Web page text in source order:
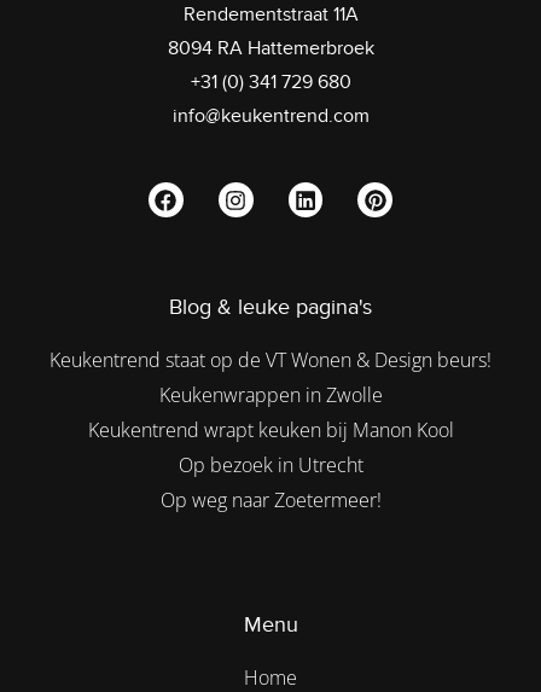
Rendementstraat 11A
8094 RA Hattemerbroek
+31 (0) 341 729 680
info@keukentrend.com
Blog & leuke pagina's
Keukentrend staat op de VT Wonen & Design beurs!
Keukenwrappen in Zwolle
Keukentrend wrapt keuken bij Manon Kool
Op bezoek in Utrecht
Op weg naar Zoetermeer!
Menu
Home